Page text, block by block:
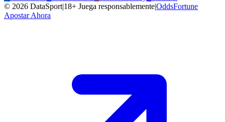
© 2026 DataSport|18+ Juega responsablemente|OddsFortune
Apostar Ahora